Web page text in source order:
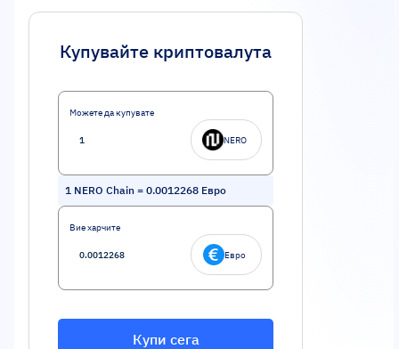
Купувайте криптовалута
Можете да купувате
NERO
1 NERO Chain = 0.0012268 Евро
Вие харчите
Евро
Купи сега